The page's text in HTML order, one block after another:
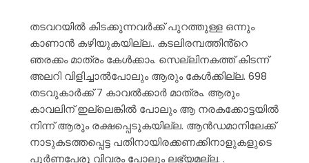
തടവറയിൽ കിടക്കുന്നവർക്ക് പുറത്തുള്ള ഒന്നും
കാണാൻ കഴിയുകയില്ല.. കടലിരമ്പത്തിൻ്റെ
ഞരക്കം മാത്രം കേൾക്കാം. സെല്ലിനകത്ത് കിടന്ന്
അലറി വിളിച്ചാൽപോലും ആരും കേൾക്കില്ല. 698
തടവുകാർക്ക് 7 കാവൽക്കാർ മാത്രം. ആരും
കാവലിന് ഇല്ലെങ്കിൽ പോലും ആ നരകക്കോട്ടയിൽ
നിന്ന് ആരും രക്ഷപ്പെടുകയില്ല. ആൻഡമാനിലേക്ക്
നാടുകടത്തപ്പെട്ട പതിനായിരക്കണക്കിനാളുകളുടെ
പൂർണപേരു വിവരം പോലും ലഭ്യമല്ല. .